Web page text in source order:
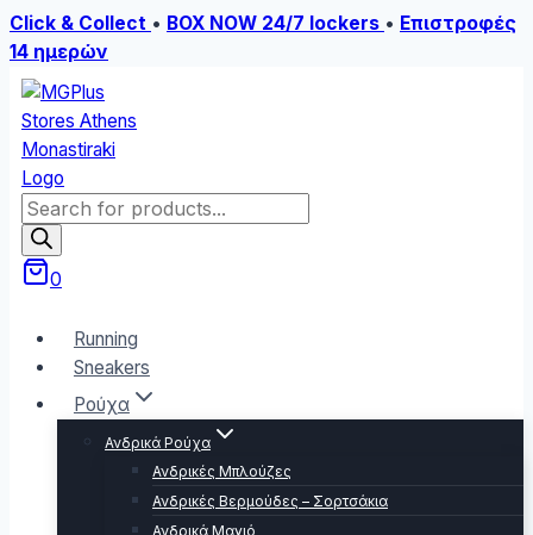
Click & Collect • BOX NOW 24/7 lockers • Επιστροφές
14 ημερών
Skip
to
content
Products
search
0
Running
Sneakers
Ρούχα
Ανδρικά Ρούχα
Ανδρικές Μπλούζες
Ανδρικές Βερμούδες – Σορτσάκια
Ανδρικά Μαγιό